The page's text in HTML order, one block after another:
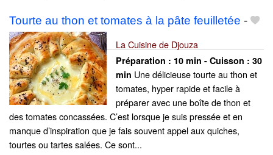
Tourte au thon et tomates à la pâte feuilletée -
La Cuisine de Djouza
Préparation : 10 min - Cuisson : 30
min Une délicieuse tourte au thon et
tomates, hyper rapide et facile à
préparer avec une boîte de thon et
des tomates concassées. C’est lorsque je suis pressée et en
manque d’inspiration que je fais souvent appel aux quiches,
tourtes ou tartes salées. Ce sont...